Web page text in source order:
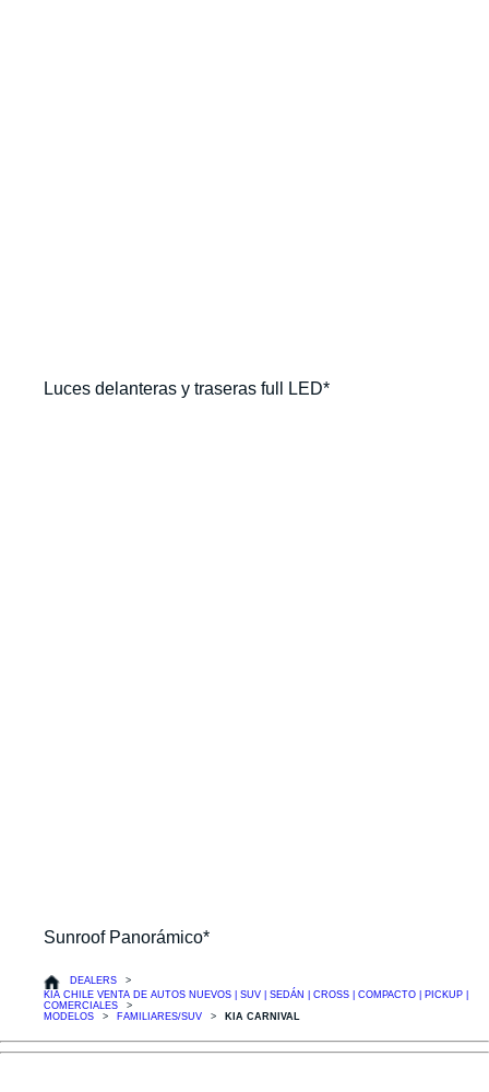
Luces delanteras y traseras full LED*
Sunroof Panorámico*
DEALERS
KIA CHILE VENTA DE AUTOS NUEVOS | SUV | SEDÁN | CROSS | COMPACTO | PICKUP |
COMERCIALES
MODELOS
FAMILIARES/SUV KIA CARNIVAL